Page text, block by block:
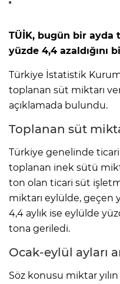
TÜİK, bugün bir ayda
yüzde 4,4 azaldığını
Türkiye İstatistik
toplanan süt miktarı
açıklamada bulundu.
Toplanan süt
Türkiye genelinde
toplanan inek sütü
ton olan ticari süt
miktarı eylülde, geçen
4,4 aylık ise eylülde
tona geriledi.
Ocak-eylül ayları
Söz konusu miktar